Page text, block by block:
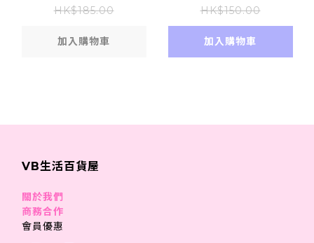
HK$185.00
加入購物車
HK$150.00
加入購物車
VB生活百貨屋
關於我們
商務合作
會員優惠